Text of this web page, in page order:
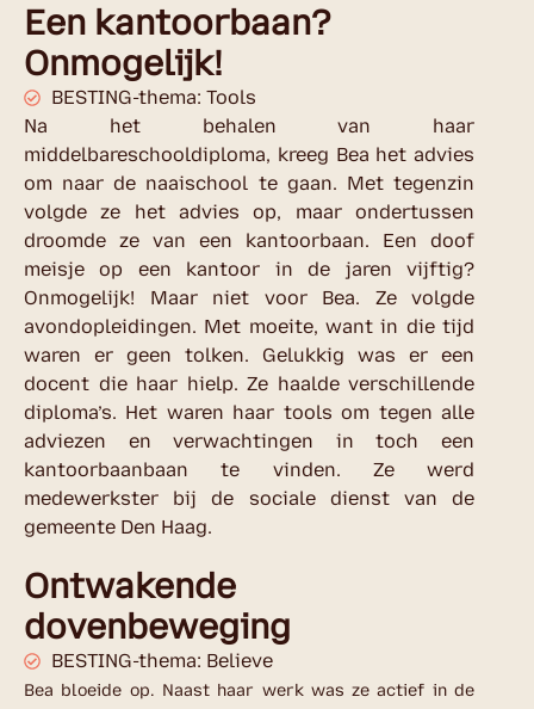
Een kantoorbaan?
Onmogelijk!
BESTING-thema: Tools
Na het behalen van haar
middelbareschooldiploma, kreeg Bea het advies
om naar de naaischool te gaan. Met tegenzin
volgde ze het advies op, maar ondertussen
droomde ze van een kantoorbaan. Een doof
meisje op een kantoor in de jaren vijftig?
Onmogelijk! Maar niet voor Bea. Ze volgde
avondopleidingen. Met moeite, want in die tijd
waren er geen tolken. Gelukkig was er een
docent die haar hielp. Ze haalde verschillende
diploma’s. Het waren haar tools om tegen alle
adviezen en verwachtingen in toch een
kantoorbaanbaan te vinden. Ze werd
medewerkster bij de sociale dienst van de
gemeente Den Haag.
Ontwakende
dovenbeweging
BESTING-thema: Believe
Bea bloeide op. Naast haar werk was ze actief in de